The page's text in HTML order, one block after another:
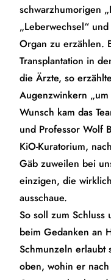
schwarzhumorigen
„Leberwechsel“
Organ zu erzählen.
Transplantation in
die Ärzte, so
Augenzwinkern
Wunsch kam das
und Professor Wolf
KiO-Kuratorium,
Gäb zuweilen bei
einzigen, die
ausschaue.
So soll zum Schluss
beim Gedanken an
Schmunzeln erlaubt
oben, wohin er